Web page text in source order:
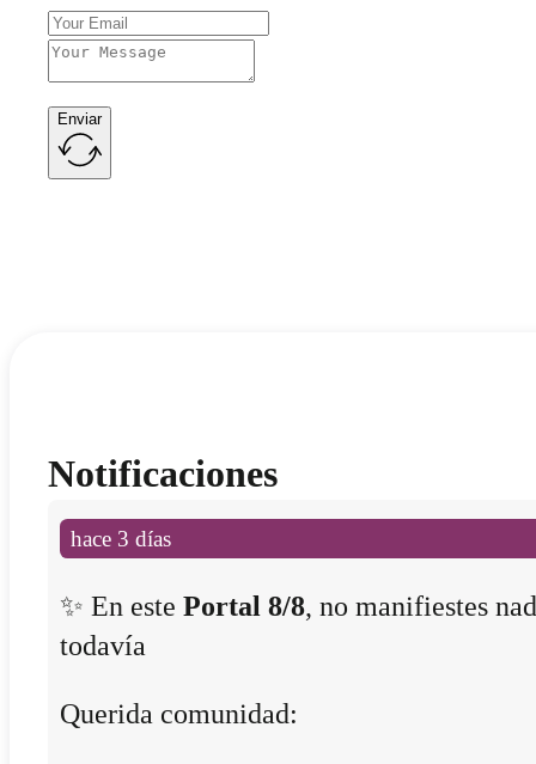
Enviar
Notificaciones
hace 3 días
✨ En este Portal 8/8, no manifiestes
todavía
Querida comunidad: